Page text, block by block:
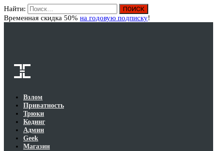
Найти:
Временная скидка 50% на годовую подписку!
Взлом
Приватность
Трюки
Кодинг
Админ
Geek
Магазин